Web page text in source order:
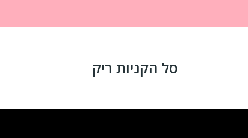
סל הקניות ריק